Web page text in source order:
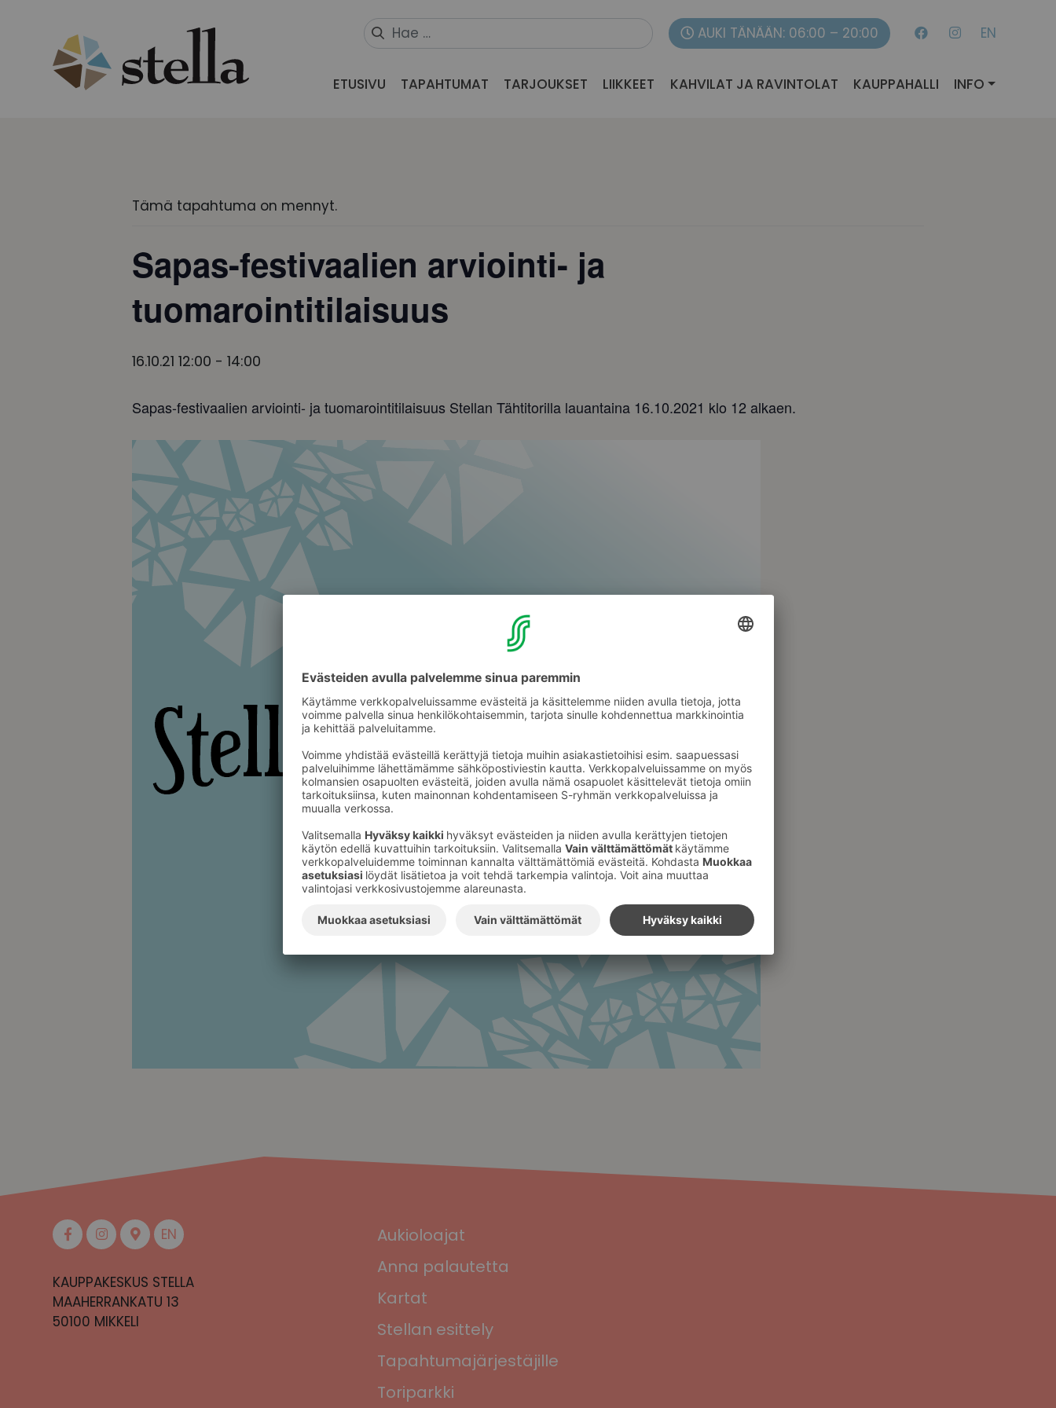
AUKI TÄNÄÄN: 06:00 – 20:00 EN
ETUSIVU TAPAHTUMAT TARJOUKSET LIIKKEET KAHVILAT JA RAVINTOLAT KAUPPAHALLI INFO
Tämä tapahtuma on mennyt.
Sapas-festivaalien arviointi- ja
tuomarointitilaisuus
16.10.21 12:00 - 14:00
Sapas-festivaalien arviointi- ja tuomarointitilaisuus Stellan Tähtitorilla lauantaina 16.10.2021 klo 12 alkaen.
EN
KAUPPAKESKUS STELLA
MAAHERRANKATU 13
50100 MIKKELI
Aukioloajat
Anna palautetta
Kartat
Stellan esittely
Tapahtumajärjestäjille
Toriparkki